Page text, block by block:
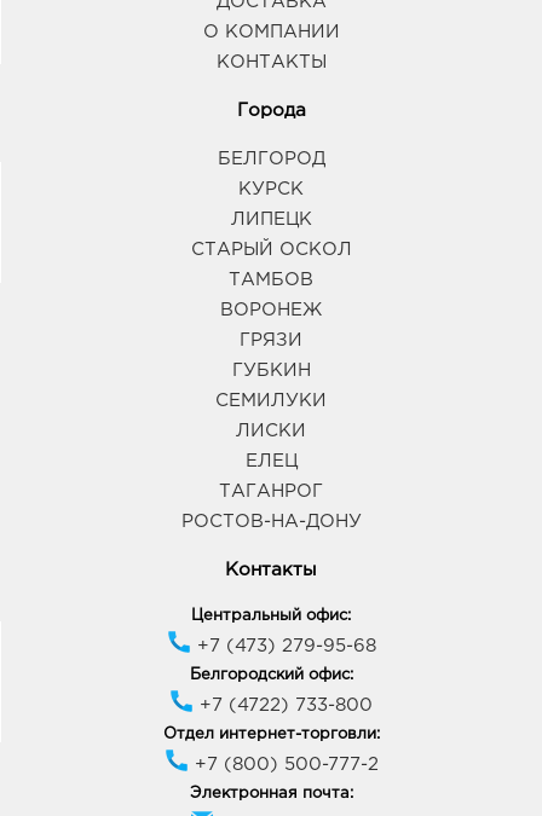
О КОМПАНИИ
КОНТАКТЫ
Города
БЕЛГОРОД
КУРСК
ЛИПЕЦК
СТАРЫЙ ОСКОЛ
ТАМБОВ
ВОРОНЕЖ
ГРЯЗИ
ГУБКИН
СЕМИЛУКИ
ЛИСКИ
ЕЛЕЦ
ТАГАНРОГ
РОСТОВ-НА-ДОНУ
Контакты
Центральный офис:
+7 (473) 279-95-68
Белгородский офис:
+7 (4722) 733-800
Отдел интернет-торговли:
+7 (800) 500-777-2
Электронная почта: